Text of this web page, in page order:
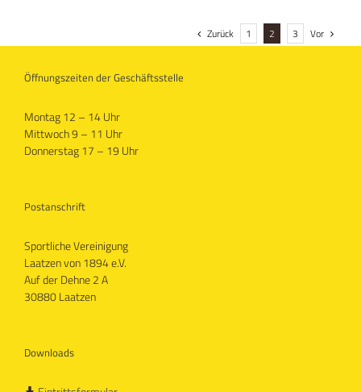
Zurück 1 2 3 Vor
Öffnungszeiten der Geschäftsstelle
Montag 12 – 14 Uhr
Mittwoch 9 – 11 Uhr
Donnerstag 17 – 19 Uhr
Postanschrift
Sportliche Vereinigung
Laatzen von 1894 e.V.
Auf der Dehne 2 A
30880 Laatzen
Downloads